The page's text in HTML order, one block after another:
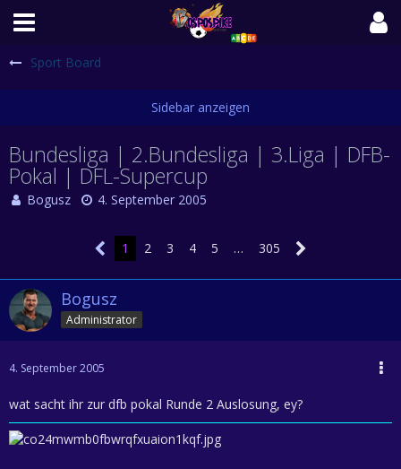
Sport Board
Bundesliga | 2.Bundesliga | 3.Liga | DFB-
Pokal | DFL-Supercup
Bogusz 4. September 2005
1 2 3 4 5 … 305
Bogusz
Administrator
4. September 2005
wat sacht ihr zur dfb pokal Runde 2 Auslosung, ey?